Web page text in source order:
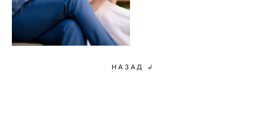
НАЗАД ↲